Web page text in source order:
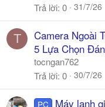
Trả lời 0 31/7/26
T
Camera Ngoài
5 Lựa Chọn
tocngan762
Trả lời 0 30/7/26
PC
Máy lạnh